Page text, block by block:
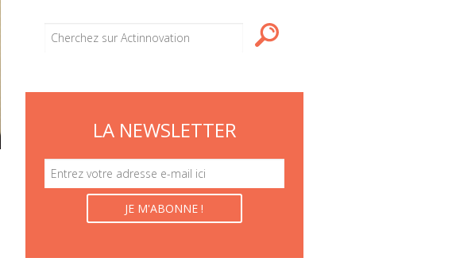
LA NEWSLETTER